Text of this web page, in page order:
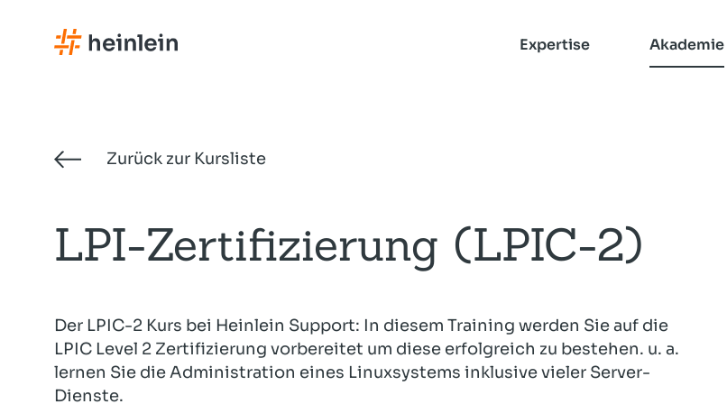
Expertise
Expertise
Geballtes Wissen und vereinte Erfahrung
– von Profis für Profis.
Heinlein Vorträge
Akademie
Akademie
Für die oberen 10% des Wissens – unsere
Linux-Schulungen für IT-Experten.
Dozenten
Consulting
IT-Beratung und praktisches Hands-On,
lösungsorientiert und nachhaltig.
Checkmk
Ceph
Open-Xchange
Services
Unterstützung und Absicherung für Ihre
kritische IT-Infrastruktur.
Server-Management
Checkmk
Zurück zur Kursliste
LPI-Zertifizierung (LPIC-2)
Der LPIC-2 Kurs bei Heinlein Support: In diesem Training werden Sie auf die
LPIC Level 2 Zertifizierung vorbereitet um diese erfolgreich zu bestehen. u. a.
lernen Sie die Administration eines Linuxsystems inklusive vieler Server-
Dienste.